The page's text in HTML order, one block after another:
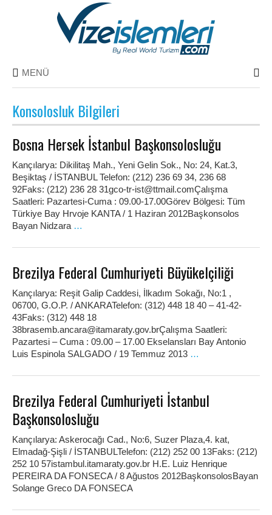
MENÜ
Konsolosluk Bilgileri
Bosna Hersek İstanbul Başkonsolosluğu
Kançılarya: Dikilitaş Mah., Yeni Gelin Sok., No: 24, Kat.3,
Beşiktaş / İSTANBUL Telefon: (212) 236 69 34, 236 68
92Faks: (212) 236 28 31gco-tr-ist@ttmail.comÇalışma
Saatleri: Pazartesi-Cuma : 09.00-17.00Görev Bölgesi: Tüm
Türkiye Bay Hrvoje KANTA / 1 Haziran 2012Başkonsolos
Bayan Nidzara …
Brezilya Federal Cumhuriyeti Büyükelçiliği
Kançılarya: Reşit Galip Caddesi, İlkadım Sokağı, No:1 ,
06700, G.O.P. / ANKARATelefon: (312) 448 18 40 – 41-42-
43Faks: (312) 448 18
38brasemb.ancara@itamaraty.gov.brÇalışma Saatleri:
Pazartesi – Cuma : 09.00 – 17.00 Ekselansları Bay Antonio
Luis Espinola SALGADO / 19 Temmuz 2013 …
Brezilya Federal Cumhuriyeti İstanbul
Başkonsolosluğu
Kançılarya: Askerocağı Cad., No:6, Suzer Plaza,4. kat,
Elmadağ-Şişli / İSTANBULTelefon: (212) 252 00 13Faks: (212)
252 10 57istambul.itamaraty.gov.br H.E. Luiz Henrique
PEREIRA DA FONSECA / 8 Ağustos 2012BaşkonsolosBayan
Solange Greco DA FONSECA